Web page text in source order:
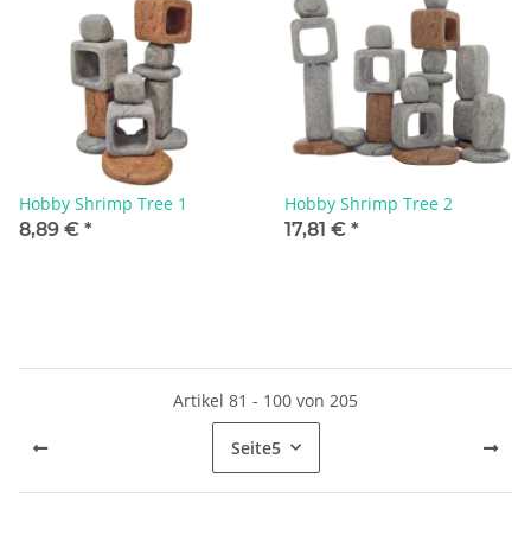
Hobby Shrimp Tree 1
8,89 € *
Hobby Shrimp Tree 2
17,81 € *
Artikel 81 - 100 von 205
Seite5